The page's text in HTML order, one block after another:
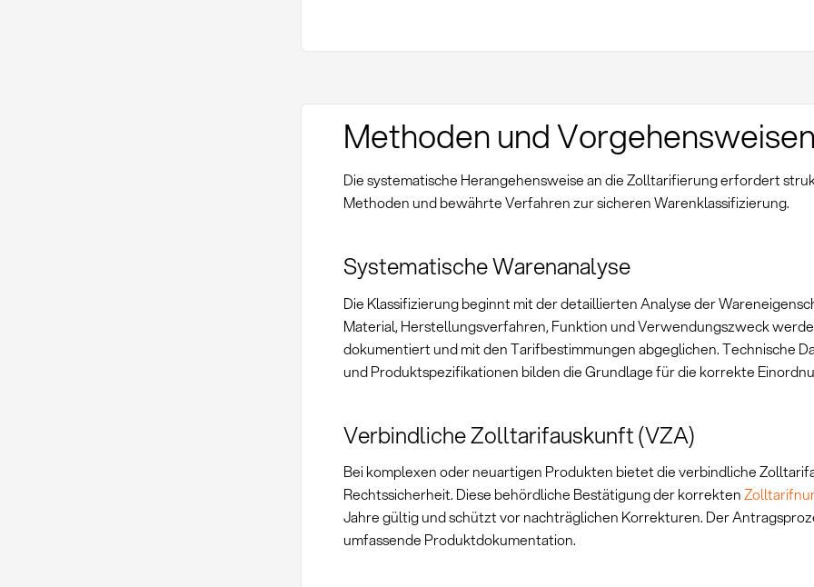
Methoden und
Die systematische Herangehensweise an die Zolltarifierung erfordert
Methoden und bewährte Verfahren zur sicheren Warenklassifizierung.
Systematische Warenanalyse
Die Klassifizierung beginnt mit der detaillierten Analyse der
Material, Herstellungsverfahren, Funktion und Verwendungszweck
dokumentiert und mit den Tarifbestimmungen abgeglichen. Technische
und Produktspezifikationen bilden die Grundlage für die korrekte
Verbindliche Zolltarifauskunft (VZA)
Bei komplexen oder neuartigen Produkten bietet die verbindliche
Rechtssicherheit. Diese behördliche Bestätigung der korrekten
Jahre gültig und schützt vor nachträglichen Korrekturen. Der
umfassende Produktdokumentation.